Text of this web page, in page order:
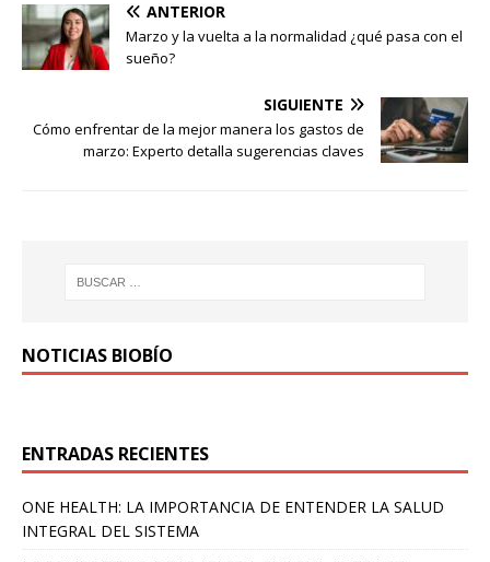
ANTERIOR
Marzo y la vuelta a la normalidad ¿qué pasa con el
sueño?
SIGUIENTE
Cómo enfrentar de la mejor manera los gastos de
marzo: Experto detalla sugerencias claves
NOTICIAS BIOBÍO
ENTRADAS RECIENTES
ONE HEALTH: LA IMPORTANCIA DE ENTENDER LA SALUD
INTEGRAL DEL SISTEMA